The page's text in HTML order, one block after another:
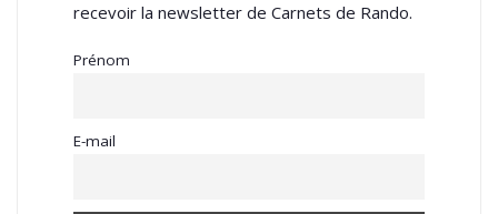
recevoir la newsletter de Carnets de Rando.
Prénom
E-mail